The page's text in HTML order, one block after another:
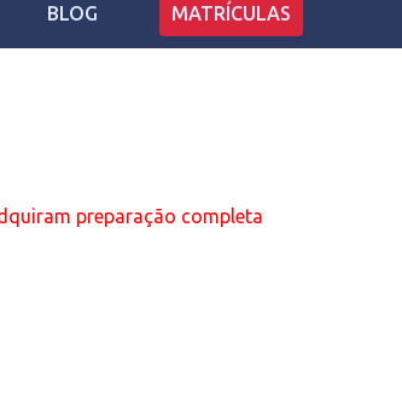
BLOG MATRÍCULAS
preparação completa